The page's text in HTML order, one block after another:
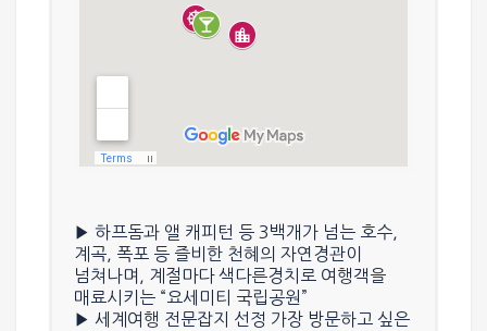
▶ 하프돔과 앨 캐피턴 등 3백개가 넘는 호수,
계곡, 폭포 등 즐비한 천혜의 자연경관이
넘쳐나며, 계절마다 색다른경치로 여행객을
매료시키는 “요세미티 국립공원”
▶ 세계여행 전문잡지 선정 가장 방문하고 싶은